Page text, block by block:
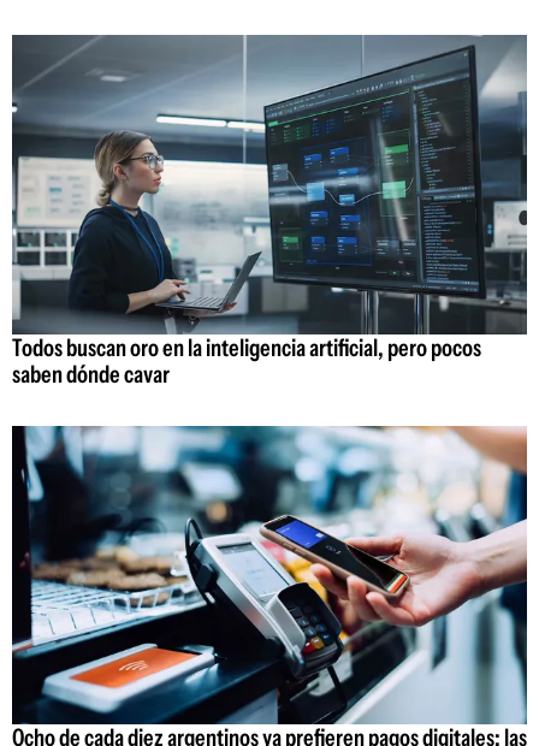
Todos buscan oro en la inteligencia artificial, pero pocos
saben dónde cavar
Ocho de cada diez argentinos ya prefieren pagos digitales: las